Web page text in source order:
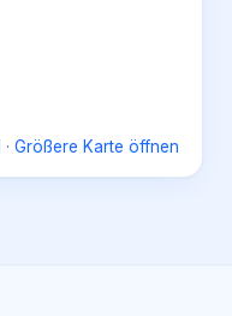
· Größere Karte öffnen